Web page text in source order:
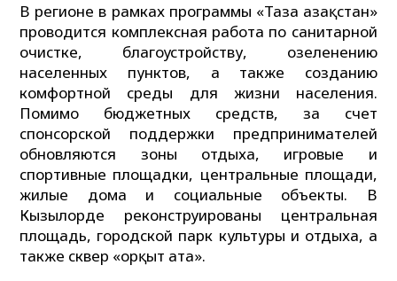
В регионе в рамках программы «Таза Қазақстан»
проводится комплексная работа по санитарной
очистке, благоустройству, озеленению
населенных пунктов, а также созданию
комфортной среды для жизни населения.
Помимо бюджетных средств, за счет
спонсорской поддержки предпринимателей
обновляются зоны отдыха, игровые и
спортивные площадки, центральные площади,
жилые дома и социальные объекты. В
Кызылорде реконструированы центральная
площадь, городской парк культуры и отдыха, а
также сквер «Қорқыт ата».